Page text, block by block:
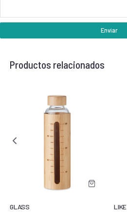
Enviar
Productos relacionados
GLASS LIKE